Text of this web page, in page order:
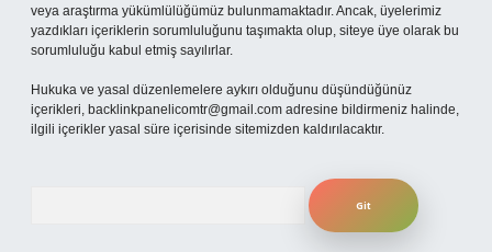
veya araştırma yükümlülüğümüz bulunmamaktadır. Ancak, üyelerimiz
yazdıkları içeriklerin sorumluluğunu taşımakta olup, siteye üye olarak bu
sorumluluğu kabul etmiş sayılırlar.
Hukuka ve yasal düzenlemelere aykırı olduğunu düşündüğünüz
içerikleri, backlinkpanelicomtr@gmail.com adresine bildirmeniz halinde,
ilgili içerikler yasal süre içerisinde sitemizden kaldırılacaktır.